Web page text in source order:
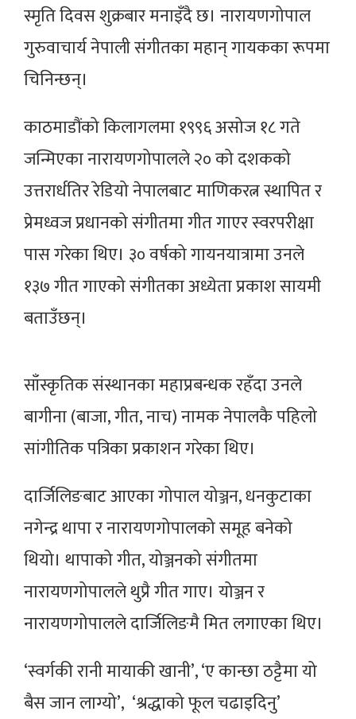
स्मृति दिवस शुक्रबार मनाइँदै छ। नारायणगोपाल
गुरुवाचार्य नेपाली संगीतका महान् गायकका रूपमा
चिनिन्छन्।
काठमाडौंको किलागलमा १९९६ असोज १८ गते
जन्मिएका नारायणगोपालले २० को दशकको
उत्तरार्धतिर रेडियो नेपालबाट माणिकरत्न स्थापित र
प्रेमध्वज प्रधानको संगीतमा गीत गाएर स्वरपरीक्षा
पास गरेका थिए। ३० वर्षको गायनयात्रामा उनले
१३७ गीत गाएको संगीतका अध्येता प्रकाश सायमी
बताउँछन्।
साँस्कृतिक संस्थानका महाप्रबन्धक रहँदा उनले
बागीना (बाजा, गीत, नाच) नामक नेपालकै पहिलो
सांगीतिक पत्रिका प्रकाशन गरेका थिए।
दार्जिलिङबाट आएका गोपाल योञ्जन, धनकुटाका
नगेन्द्र थापा र नारायणगोपालको समूह बनेको
थियो। थापाको गीत, योञ्जनको संगीतमा
नारायणगोपालले थुप्रै गीत गाए। योञ्जन र
नारायणगोपालले दार्जिलिङमै मित लगाएका थिए।
‘स्वर्गकी रानी मायाकी खानी’, ‘ए कान्छा ठट्टैमा यो
बैस जान लाग्यो’, ‘श्रद्धाको फूल चढाइदिनु’